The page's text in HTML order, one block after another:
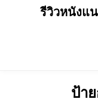
รีวิวหนังแ
ป้า